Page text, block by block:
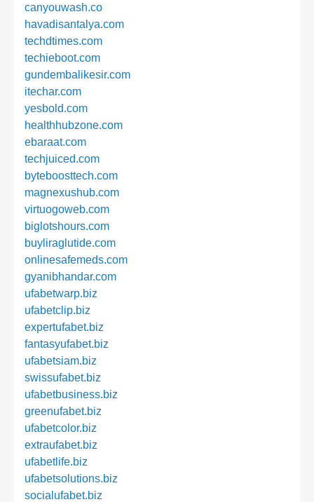
canyouwash.co
havadisantalya.com
techdtimes.com
techieboot.com
gundembalikesir.com
itechar.com
yesbold.com
healthhubzone.com
ebaraat.com
techjuiced.com
byteboosttech.com
magnexushub.com
virtuogoweb.com
biglotshours.com
buyliraglutide.com
onlinesafemeds.com
gyanibhandar.com
ufabetwarp.biz
ufabetclip.biz
expertufabet.biz
fantasyufabet.biz
ufabetsiam.biz
swissufabet.biz
ufabetbusiness.biz
greenufabet.biz
ufabetcolor.biz
extraufabet.biz
ufabetlife.biz
ufabetsolutions.biz
socialufabet.biz